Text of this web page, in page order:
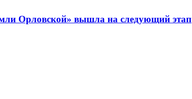
Орловской» вышла на следующий этап